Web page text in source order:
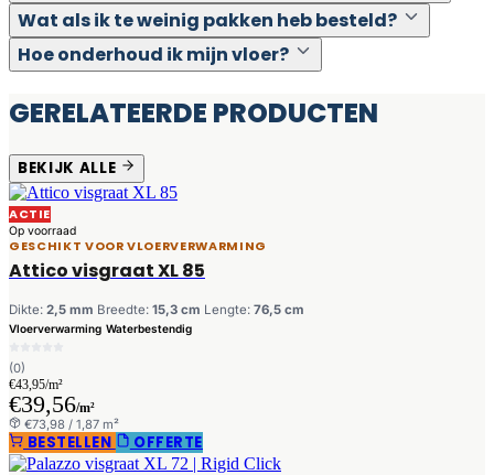
Wat als ik te weinig pakken heb besteld?
Hoe onderhoud ik mijn vloer?
GERELATEERDE PRODUCTEN
BEKIJK ALLE
ACTIE
Op voorraad
GESCHIKT VOOR VLOERVERWARMING
Attico visgraat XL 85
Dikte: 2,5 mm Breedte: 15,3 cm Lengte: 76,5 cm
Vloerverwarming Waterbestendig
(0)
€43,95/m²
€39,56/m²
€73,98 / 1,87 m²
BESTELLEN OFFERTE